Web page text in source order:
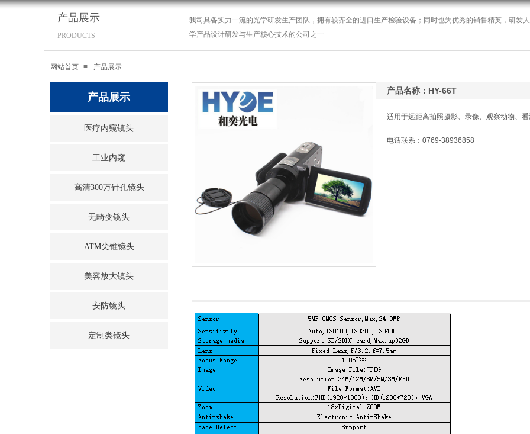
我司具备实力一流的光学研发生产团队，拥有较齐全的进口生产检验设备；同时也为优秀的销售精英，研发
学产品设计研发与生产核心技术的公司之一
产品展示
PRODUCTS
网站首页 ≡ 产品展示
产品展示
医疗内窥镜头
工业内窥
高清300万针孔镜头
无畸变镜头
ATM尖锥镜头
美容放大镜头
安防镜头
定制类镜头
产品名称：HY-66T
适用于远距离拍照摄影、录像、观察动物、
电话联系：0769-38936858